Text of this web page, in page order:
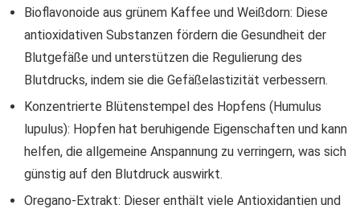
Bioflavonoide aus grünem Kaffee und Weißdorn: Diese
antioxidativen Substanzen fördern die Gesundheit der
Blutgefäße und unterstützen die Regulierung des
Blutdrucks, indem sie die Gefäßelastizität verbessern.
Konzentrierte Blütenstempel des Hopfens (Humulus
lupulus): Hopfen hat beruhigende Eigenschaften und kann
helfen, die allgemeine Anspannung zu verringern, was sich
günstig auf den Blutdruck auswirkt.
Oregano-Extrakt: Dieser enthält viele Antioxidantien und